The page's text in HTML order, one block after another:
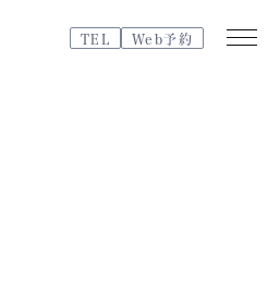
TEL Web予約